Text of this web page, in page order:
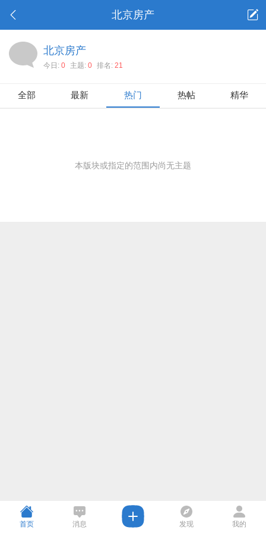
北京房产
北京房产
今日: 0 主题: 0 排名: 21
全部 最新 热门 热帖 精华
本版块或指定的范围内尚无主题
首页 消息 发现 我的